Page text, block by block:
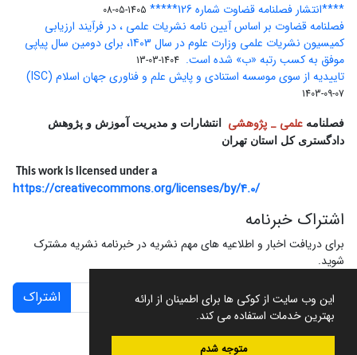
این وب سایت از کوکی ها برای اطمینان از ارائه
بهترین خدمات استفاده می کند.
متوجه شدم
****انتشار فصلنامه قضاوت شماره 126***** 1405-05-08
فصلنامه قضاوت بر اساس آیین نامه نشریات علمی ، در فرآیند ارزیابی
کمیسیون نشریات علمی وزارت علوم در سال 1403، برای دومین سال پیاپی
موفق به کسب رتبه «ب» شده است. 1404-03-13
تاییدیه از سوی موسسه استنادی و پایش علم و فناوری جهان اسلام (ISC)
1403-09-07
فصلنامه علمی _ پژوهشی
انتشارات و مدیریت آموزش و پژوهش
دادگستری کل استان تهران
This work is licensed under a
https://creativecommons.org/licenses/by/4.0/
اشتراک خبرنامه
برای دریافت اخبار و اطلاعیه های مهم نشریه در خبرنامه نشریه مشترک
شوید.
اشتراک